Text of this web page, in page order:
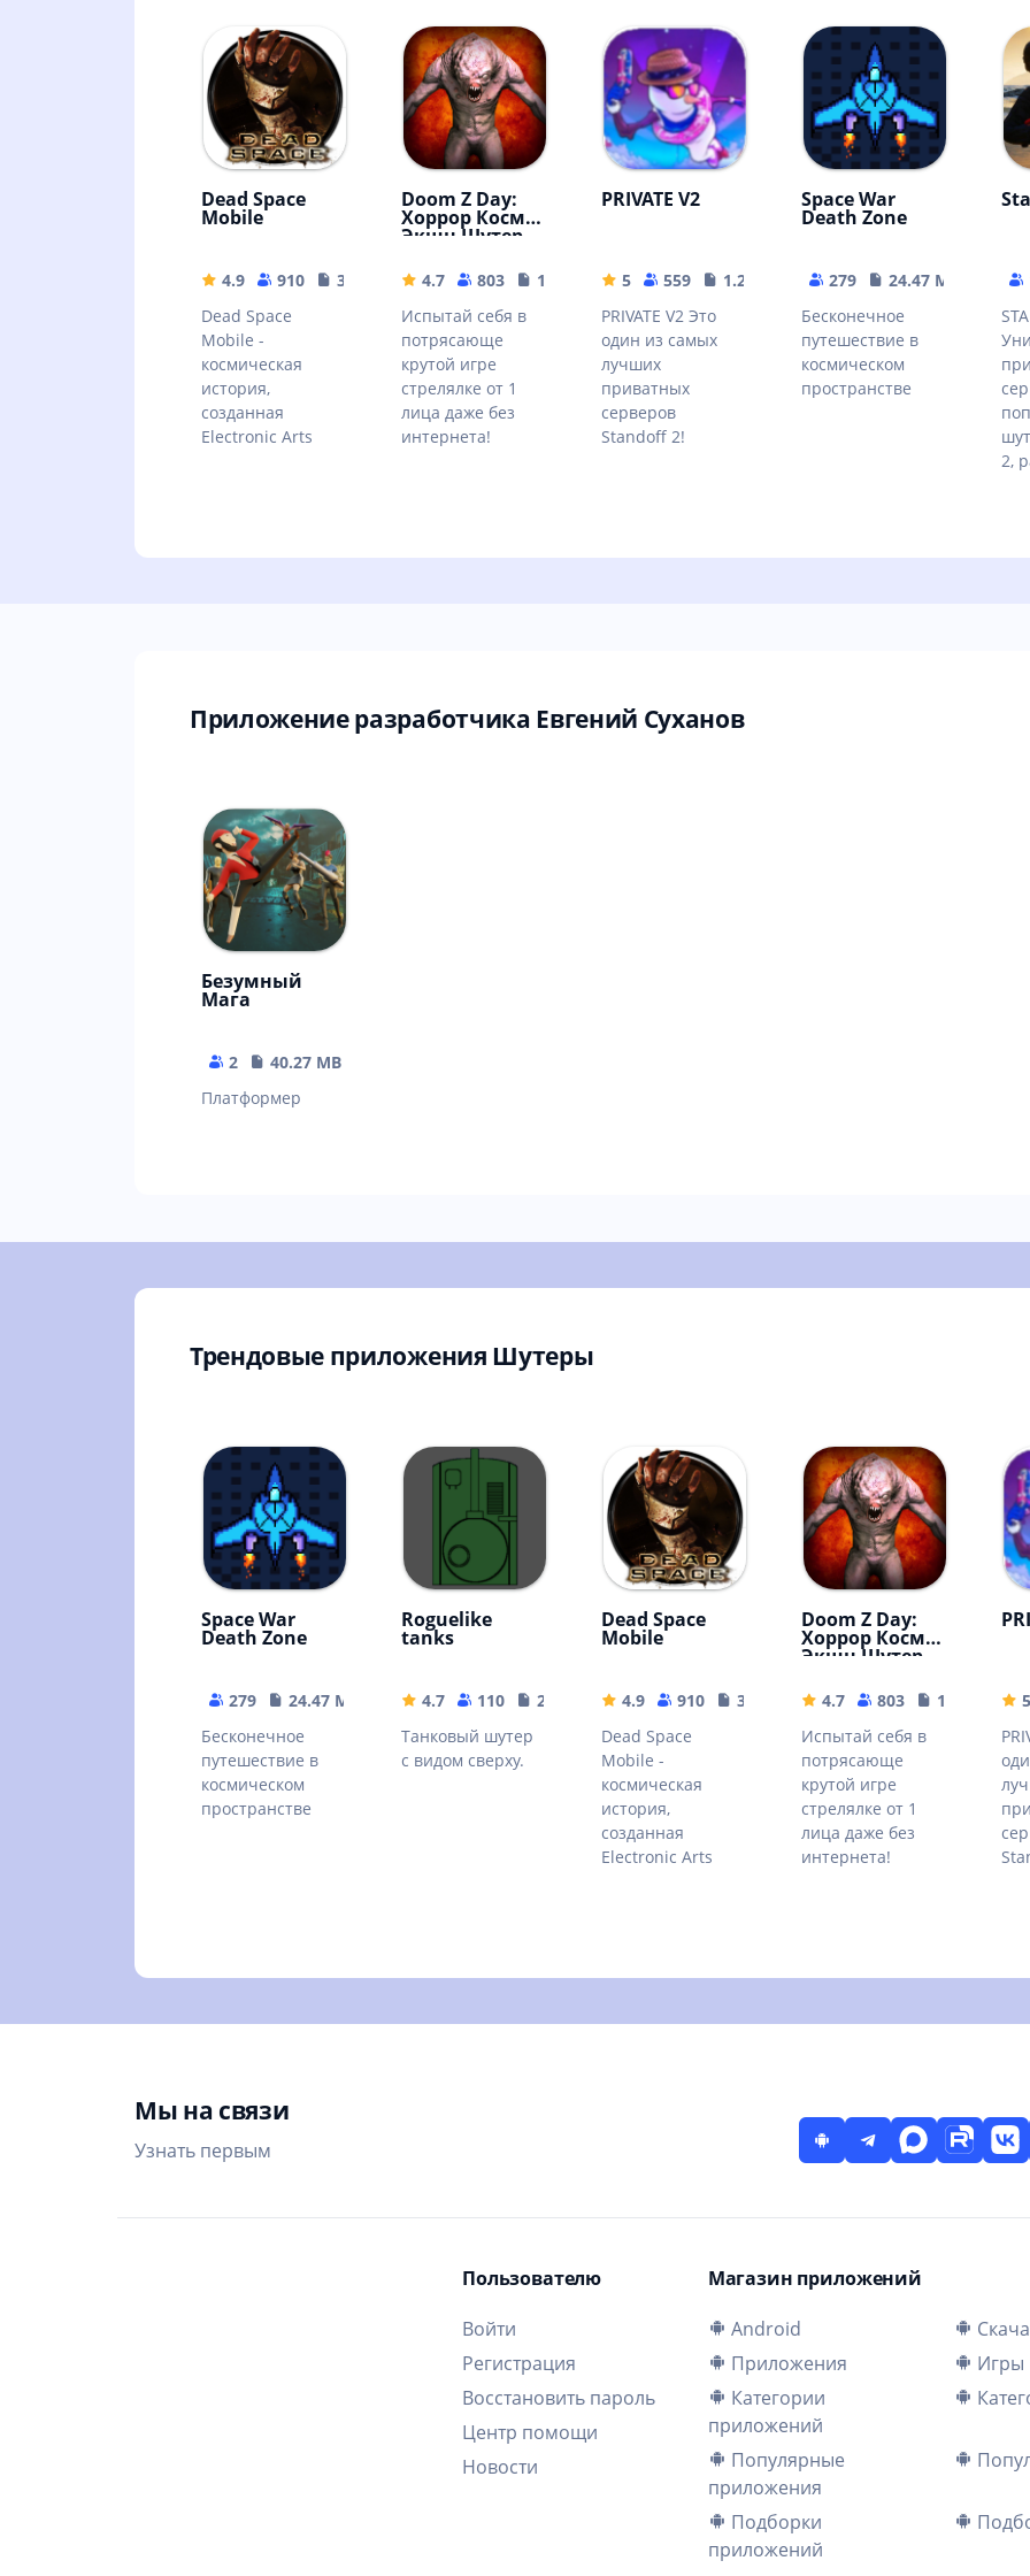
Dead Space
Mobile
4.9 910
310.64 MB
Dead Space
Mobile -
космическая
история,
созданная
Electronic Arts
Doom Z Day:
Хоррор Космо
Экшн Шутер
4.7 803
170.7 MB
Испытай себя в
потрясающе
крутой игре
стрелялке от 1
лица даже без
интернета!
PRIVATE V2
5 559
1.27 GB
PRIVATE V2 Это
один из самых
лучших
приватных
серверов
Standoff 2!
Space War
Death Zone
279
24.47 MB
Бесконечное
путешествие в
космическом
пространстве
2,
Приложение разработчика Евгений Суханов
Безумный
Мага
2
40.27 MB
Платформер
Трендовые приложения Шутеры
Space War
Death Zone
279
24.47 MB
Бесконечное
путешествие в
космическом
пространстве
Roguelike
tanks
4.7 110
23.49 MB
Танковый шутер
с видом сверху.
Dead Space
Mobile
4.9 910
310.64 MB
Dead Space
Mobile -
космическая
история,
созданная
Electronic Arts
Doom Z Day:
Хоррор Космо
Экшн Шутер
4.7 803
170.7 MB
Испытай себя в
потрясающе
крутой игре
стрелялке от 1
лица даже без
интернета!
5
Мы на связи
Узнать первым
Пользователю
Войти
Регистрация
Восстановить пароль
Центр помощи
Новости
Магазин приложений
Android
Приложения
Игры
Категории
приложений
Популярные
приложения
Подборки
приложений